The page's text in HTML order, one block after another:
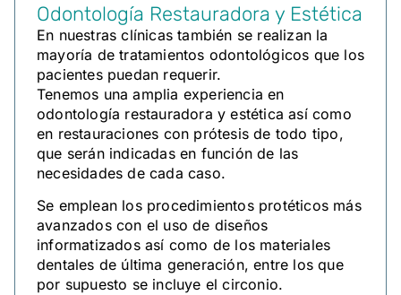
Odontología Restauradora y Estética
En nuestras clínicas también se realizan la
mayoría de tratamientos odontológicos que los
pacientes puedan requerir.
Tenemos una amplia experiencia en
odontología restauradora y estética así como
en restauraciones con prótesis de todo tipo,
que serán indicadas en función de las
necesidades de cada caso.
Se emplean los procedimientos protéticos más
avanzados con el uso de diseños
informatizados así como de los materiales
dentales de última generación, entre los que
por supuesto se incluye el circonio.